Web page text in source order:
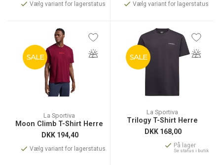
Vælg variant for lagerstatus Vælg variant for lagerstatus
SALE
La Sportiva
Moon Climb T-Shirt Herre
DKK 194,40
Vælg variant for lagerstatus
SALE
La Sportiva
Trilogy T-Shirt Herre
DKK 168,00
På lager
Se status i butik